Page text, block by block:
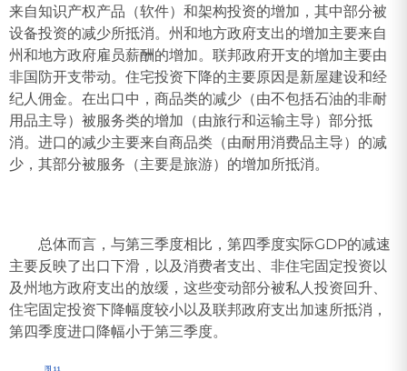
来自知识产权产品（软件）和架构投资的增加，其中部分被
设备投资的减少所抵消。州和地方政府支出的增加主要来自
州和地方政府雇员薪酬的增加。联邦政府开支的增加主要由
非国防开支带动。住宅投资下降的主要原因是新屋建设和经
纪人佣金。在出口中，商品类的减少（由不包括石油的非耐
用品主导）被服务类的增加（由旅行和运输主导）部分抵
消。进口的减少主要来自商品类（由耐用消费品主导）的减
少，其部分被服务（主要是旅游）的增加所抵消。
总体而言，与第三季度相比，第四季度实际GDP的减速
主要反映了出口下滑，以及消费者支出、非住宅固定投资以
及州地方政府支出的放缓，这些变动部分被私人投资回升、
住宅固定投资下降幅度较小以及联邦政府支出加速所抵消，
第四季度进口降幅小于第三季度。